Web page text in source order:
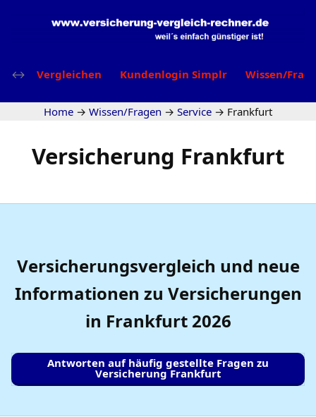
Vergleichen Kundenlogin Simplr Wissen/
Home → Wissen/Fragen → Service → Frankfurt
Versicherung Frankfurt
Versicherungsvergleich und neue
Informationen zu Versicherungen
in Frankfurt 2026
Antworten auf häufig gestellte Fragen zu
Versicherung Frankfurt